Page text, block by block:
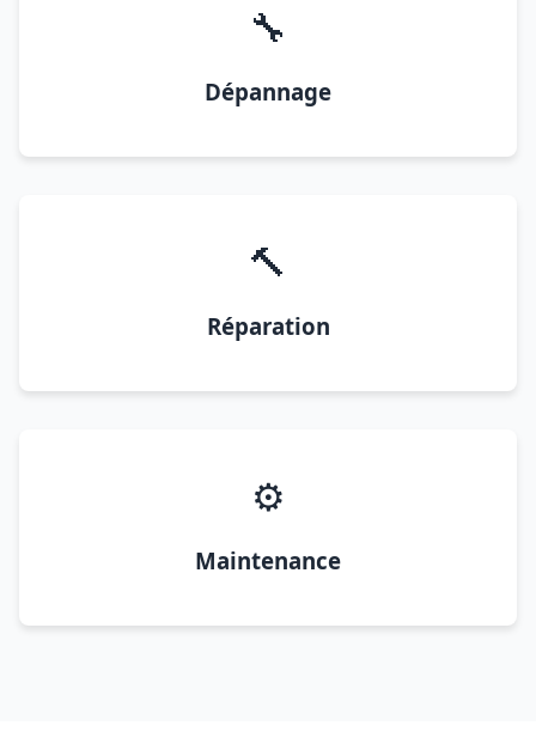
🔧
Dépannage
🔨
Réparation
⚙️
Maintenance